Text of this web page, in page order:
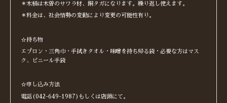
＊木桶は木曽のサワラ材、銅タガになります。繰り返し使えます。
＊料金は、社会情勢の変動により変更の可能性有り。
☆持ち物
エプロン・三角巾・手拭きタオル・味噌を持ち帰る袋・必要な方はマス
ク、ビニール手袋
☆申し込み方法
電話(042-649-1987)もしくは店頭にて。